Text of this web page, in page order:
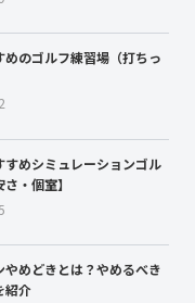
めのゴルフ練習場（打ちっ
すめシミュレーションゴル
・個室】
やめどきとは？やめるべき
紹介